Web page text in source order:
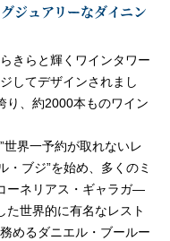
ジュアリーなダイニン
きらと輝くワインタワー
してデザインされまし
り、約2000本ものワイン
界一予約が取れないレ
・ブジ”を始め、多くのミ
ーネリアス・ギャラガ—
た世界的に有名なレスト
めるダニエル・ブールー